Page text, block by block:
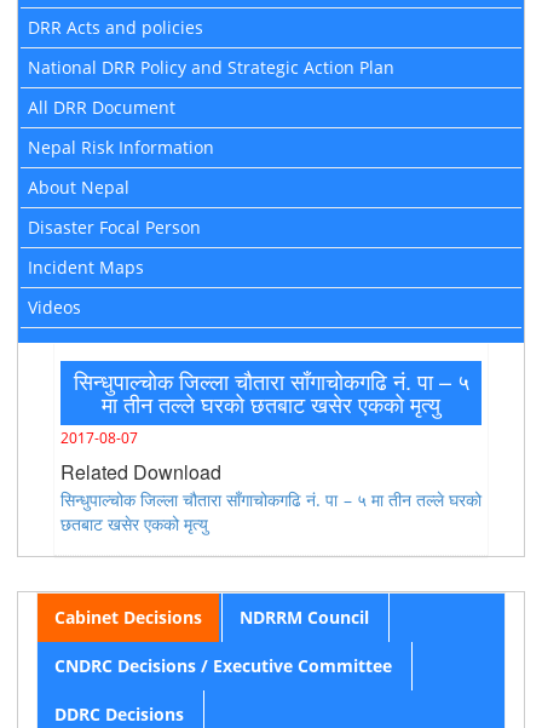
DRR Acts and policies
National DRR Policy and Strategic Action Plan
All DRR Document
Nepal Risk Information
About Nepal
Disaster Focal Person
Incident Maps
Videos
सिन्धुपाल्चोक जिल्ला चौतारा साँगाचोकगढि नं. पा – ५
मा तीन तल्ले घरको छतबाट खसेर एकको मृत्यु
2017-08-07
Related Download
सिन्धुपाल्चोक जिल्ला चौतारा साँगाचोकगढि नं. पा – ५ मा तीन तल्ले घरको
छतबाट खसेर एकको मृत्यु
Cabinet Decisions NDRRM Council
CNDRC Decisions / Executive Committee
DDRC Decisions